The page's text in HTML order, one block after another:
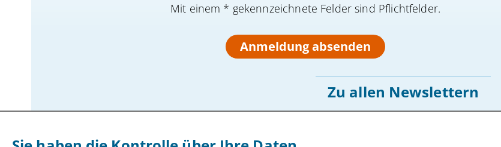
Mit einem * gekennzeichnete Felder sind Pflichtfelder.
Anmeldung absenden
Zu allen Newslettern